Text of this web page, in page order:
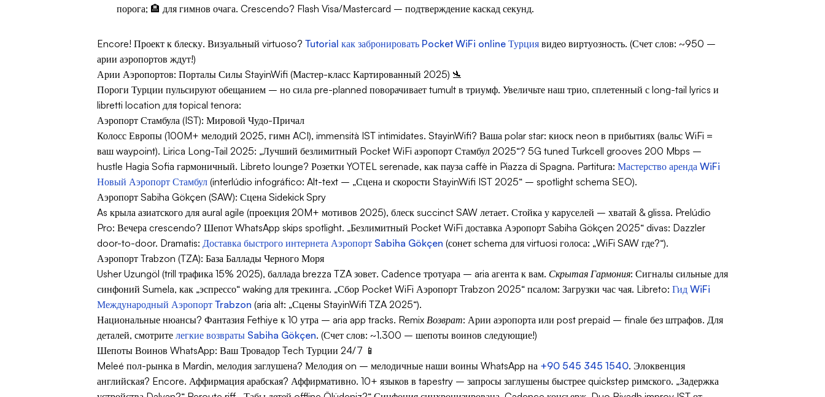
порога; 🏨 для гимнов очага. Crescendo? Flash Visa/Mastercard – подтверждение каскад секунд.
Encore! Проект к блеску. Визуальный virtuoso? Tutorial как забронировать Pocket WiFi online Турция видео виртуозность. (Счет слов: ~950 –
арии аэропортов ждут!)
Арии Аэропортов: Порталы Силы StayinWifi (Мастер-класс Картированный 2025) 🛬
Пороги Турции пульсируют обещанием – но сила pre-planned поворачивает tumult в триумф. Увеличьте наш трио, сплетенный с long-tail lyrics и
libretti location для topical tenora:
Аэропорт Стамбула (IST): Мировой Чудо-Причал
Колосс Европы (100M+ мелодий 2025, гимн ACI), immensità IST intimidates. StayinWifi? Ваша polar star: киоск neon в прибытиях (вальс WiFi =
ваш waypoint). Lirica Long-Tail 2025: „Лучший безлимитный Pocket WiFi аэропорт Стамбул 2025“? 5G tuned Turkcell grooves 200 Mbps –
hustle Hagia Sofia гармоничный. Libreto lounge? Розетки YOTEL serenade, как пауза caffè in Piazza di Spagna. Partitura: Мастерство аренда WiFi
Новый Аэропорт Стамбул (interlúdio infográfico: Alt-text – „Сцена и скорости StayinWifi IST 2025“ – spotlight schema SEO).
Аэропорт Sabiha Gökçen (SAW): Сцена Sidekick Spry
As крыла азиатского для aural agile (проекция 20M+ мотивов 2025), блеск succinct SAW летает. Стойка у каруселей – хватай & glissa. Prelúdio
Pro: Вечера crescendo? Шепот WhatsApp skips spotlight. „Безлимитный Pocket WiFi доставка Аэропорт Sabiha Gökçen 2025“ divas: Dazzler
door-to-door. Dramatis: Доставка быстрого интернета Аэропорт Sabiha Gökçen (сонет schema для virtuosi голоса: „WiFi SAW где?“).
Аэропорт Trabzon (TZA): База Баллады Черного Моря
Usher Uzungöl (trill трафика 15% 2025), баллада brezza TZA зовет. Cadence тротуара – aria агента к вам. Скрытая Гармония: Сигналы сильные для
синфоний Sumela, как „эспрессо“ waking для трекинга. „Сбор Pocket WiFi Аэропорт Trabzon 2025“ псалом: Загрузки час чая. Libreto: Гид WiFi
Международный Аэропорт Trabzon (aria alt: „Сцены StayinWifi TZA 2025“).
Национальные нюансы? Фантазия Fethiye к 10 утра – aria app tracks. Remix Возврат: Арии аэропорта или post prepaid – finale без штрафов. Для
деталей, смотрите легкие возвраты Sabiha Gökçen. (Счет слов: ~1.300 – шепоты воинов следующие!)
Шепоты Воинов WhatsApp: Ваш Тровадор Tech Турции 24/7 📱
Meleé пол-рынка в Mardin, мелодия заглушена? Мелодия on – мелодичные наши воины WhatsApp на +90 545 345 1540. Элоквенция
английская? Encore. Аффирмация арабская? Аффирмативно. 10+ языков в tapestry – запросы заглушены быстрее quickstep римского. „Задержка